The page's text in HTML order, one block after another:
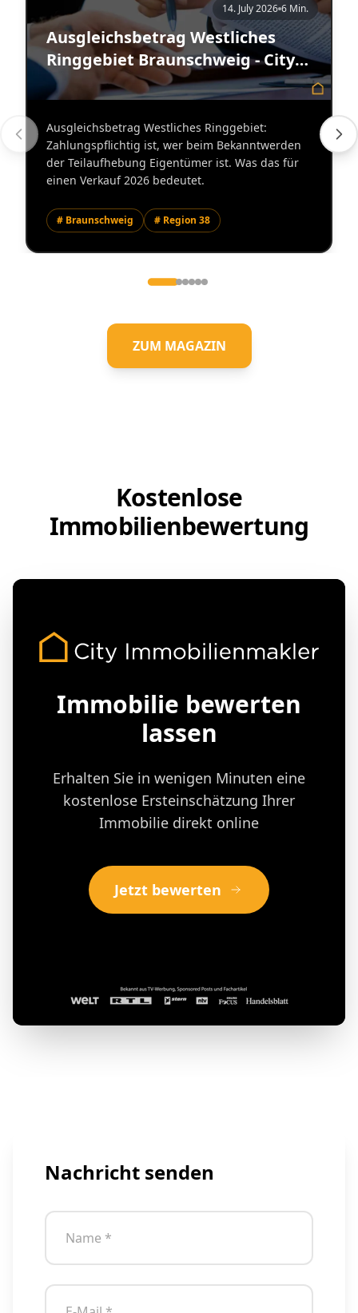
14. July 2026 6 Min.
Ausgleichsbetrag Westliches
Ringgebiet Braunschweig - City
Immobilienmakler
Ausgleichsbetrag Westliches Ringgebiet:
Zahlungspflichtig ist, wer beim Bekanntwerden
der Teilaufhebung Eigentümer ist. Was das für
einen Verkauf 2026 bedeutet.
# Braunschweig # Region 38
ZUM MAGAZIN
Kostenlose
Immobilienbewertung
Immobilie bewerten
lassen
Erhalten Sie in wenigen Minuten eine
kostenlose Ersteinschätzung Ihrer
Immobilie direkt online
Jetzt bewerten
Nachricht senden